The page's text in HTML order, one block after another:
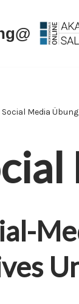
Social Media